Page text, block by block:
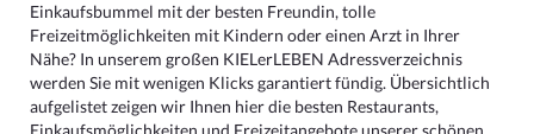
Einkaufsbummel mit der besten Freundin, tolle
Freizeitmöglichkeiten mit Kindern oder einen Arzt in Ihrer
Nähe? In unserem großen KIELerLEBEN Adressverzeichnis
werden Sie mit wenigen Klicks garantiert fündig. Übersichtlich
aufgelistet zeigen wir Ihnen hier die besten Restaurants,
Einkaufsmöglichkeiten und Freizeitangebote unserer schönen